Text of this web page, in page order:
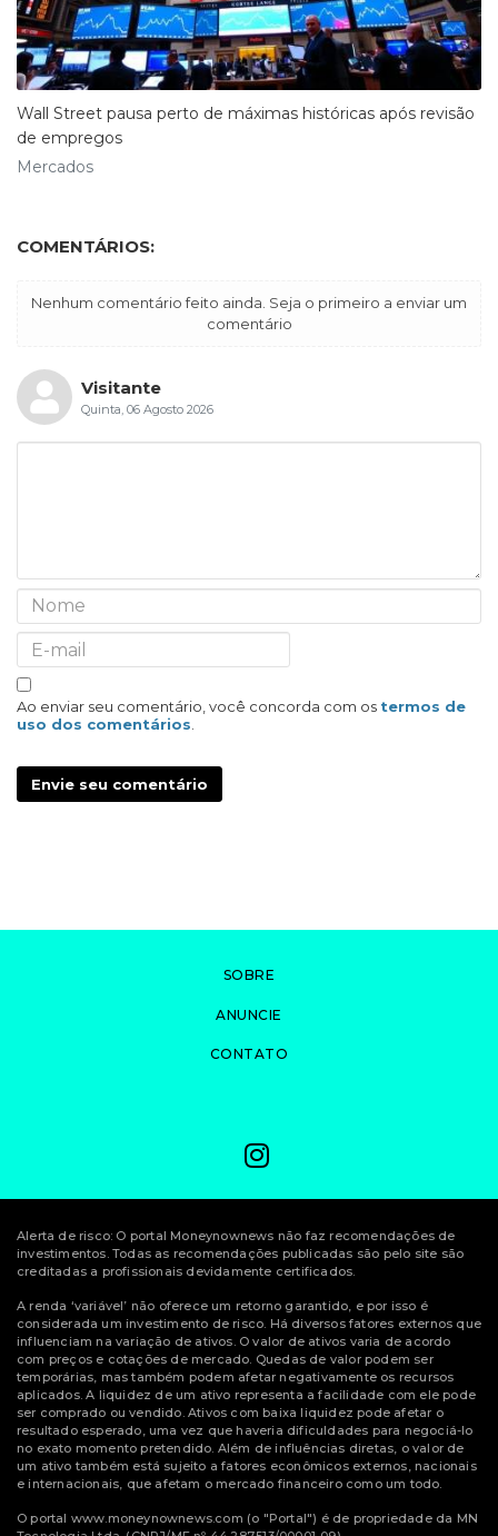
Wall Street pausa perto de máximas históricas após revisão
de empregos
Mercados
COMENTÁRIOS:
Nenhum comentário feito ainda. Seja o primeiro a enviar um
comentário
Visitante
Quinta, 06 Agosto 2026
Ao enviar seu comentário, você concorda com os termos de
uso dos comentários
Envie seu comentário
SOBRE
ANUNCIE
CONTATO
Alerta de risco: O portal Moneynownews não faz recomendações de
investimentos. Todas as recomendações publicadas são pelo site são
creditadas a profissionais devidamente certificados.
A renda ‘variável’ não oferece um retorno garantido, e por isso é
considerada um investimento de risco. Há diversos fatores externos que
influenciam na variação de ativos. O valor de ativos varia de acordo
com preços e cotações de mercado. Quedas de valor podem ser
temporárias, mas também podem afetar negativamente os recursos
aplicados. A liquidez de um ativo representa a facilidade com ele pode
ser comprado ou vendido. Ativos com baixa liquidez pode afetar o
resultado esperado, uma vez que haveria dificuldades para negociá-lo
no exato momento pretendido. Além de influências diretas, o valor de
um ativo também está sujeito a fatores econômicos externos, nacionais
e internacionais, que afetam o mercado financeiro como um todo.
O portal www.moneynownews.com (o "Portal") é de propriedade da MN